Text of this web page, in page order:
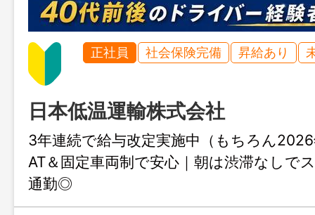
正社員 社会保険完備 昇給あり
日本低温運輸株式会社
3年連続で給与改定実施中（もちろん
AT＆固定車両制で安心｜朝は渋滞なしで
通勤◎